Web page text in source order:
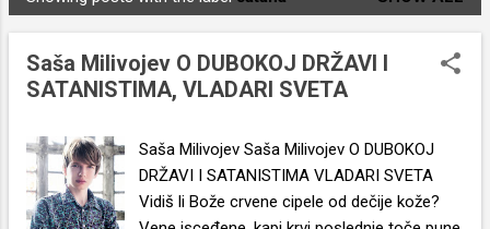
P
o
Saša Milivojev O DUBOKOJ DRŽAVI I
SATANISTIMA, VLADARI SVETA
Saša Milivojev Saša Milivojev O DUBOKOJ
DRŽAVI I SATANISTIMA VLADARI SVETA
Vidiš li Bože crvene cipele od dečije kože?